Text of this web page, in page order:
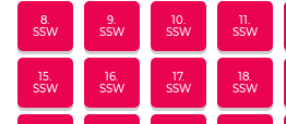
8.
SSW
9.
SSW
10.
SSW
11.
SSW
15.
SSW
16.
SSW
17.
SSW
18.
SSW